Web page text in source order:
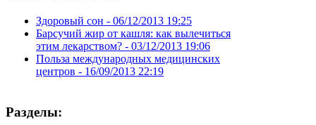
Здоровый сон - 06/12/2013 19:25
Барсучий жир от кашля: как вылечиться
этим лекарством? - 03/12/2013 19:06
Польза международных медицинских
центров - 16/09/2013 22:19
Разделы: